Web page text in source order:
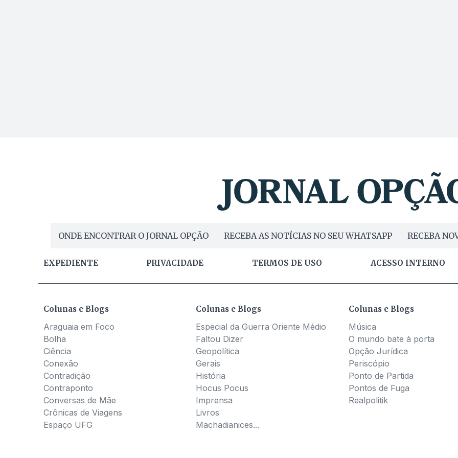
ONDE ENCONTRAR O JORNAL OPÇÃO RECEBA AS NOTÍCIAS NO SEU WHATSAPP RECEBA
EXPEDIENTE PRIVACIDADE TERMOS DE USO ACESSO INTERNO
Colunas e Blogs
Araguaia em Foco
Bolha
Ciência
Conexão
Contradição
Contraponto
Conversas de Mãe
Crônicas de Viagens
Espaço UFG
Colunas e Blogs
Especial da Guerra Oriente Médio
Faltou Dizer
Geopolítica
Gerais
História
Hocus Pocus
Imprensa
Livros
Machadianices...
Colunas e Blogs
Música
O mundo bate à porta
Opção Jurídica
Periscópio
Ponto de Partida
Pontos de Fuga
Realpolitik